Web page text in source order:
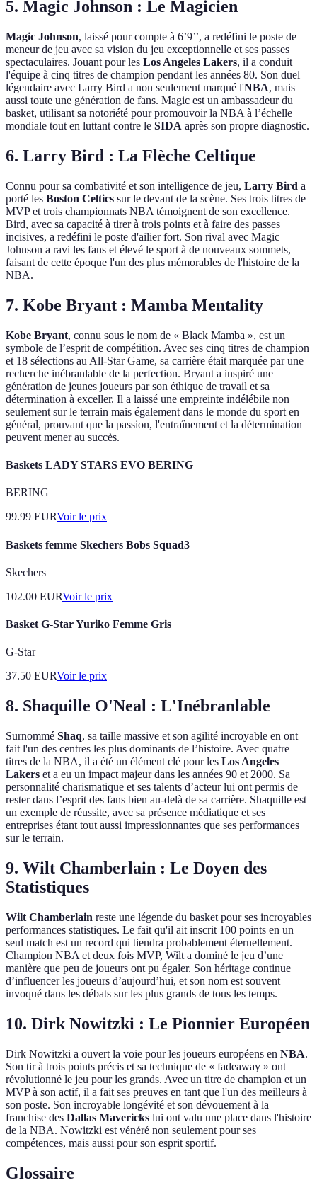
5. Magic Johnson : Le Magicien
Magic Johnson, laissé pour compte à 6’9’’, a redéfini le poste de
meneur de jeu avec sa vision du jeu exceptionnelle et ses passes
spectaculaires. Jouant pour les Los Angeles Lakers, il a conduit
l'équipe à cinq titres de champion pendant les années 80. Son duel
légendaire avec Larry Bird a non seulement marqué l'NBA, mais
aussi toute une génération de fans. Magic est un ambassadeur du
basket, utilisant sa notoriété pour promouvoir la NBA à l’échelle
mondiale tout en luttant contre le SIDA après son propre diagnostic.
6. Larry Bird : La Flèche Celtique
Connu pour sa combativité et son intelligence de jeu, Larry Bird a
porté les Boston Celtics sur le devant de la scène. Ses trois titres de
MVP et trois championnats NBA témoignent de son excellence.
Bird, avec sa capacité à tirer à trois points et à faire des passes
incisives, a redéfini le poste d'ailier fort. Son rival avec Magic
Johnson a ravi les fans et élevé le sport à de nouveaux sommets,
faisant de cette époque l'un des plus mémorables de l'histoire de la
NBA.
7. Kobe Bryant : Mamba Mentality
Kobe Bryant, connu sous le nom de « Black Mamba », est un
symbole de l’esprit de compétition. Avec ses cinq titres de champion
et 18 sélections au All-Star Game, sa carrière était marquée par une
recherche inébranlable de la perfection. Bryant a inspiré une
génération de jeunes joueurs par son éthique de travail et sa
détermination à exceller. Il a laissé une empreinte indélébile non
seulement sur le terrain mais également dans le monde du sport en
général, prouvant que la passion, l'entraînement et la détermination
peuvent mener au succès.
Baskets LADY STARS EVO BERING
BERING
99.99 EURVoir le prix
Baskets femme Skechers Bobs Squad3
Skechers
102.00 EURVoir le prix
Basket G-Star Yuriko Femme Gris
G-Star
37.50 EURVoir le prix
8. Shaquille O'Neal : L'Inébranlable
Surnommé Shaq, sa taille massive et son agilité incroyable en ont
fait l'un des centres les plus dominants de l’histoire. Avec quatre
titres de la NBA, il a été un élément clé pour les Los Angeles
Lakers et a eu un impact majeur dans les années 90 et 2000. Sa
personnalité charismatique et ses talents d’acteur lui ont permis de
rester dans l’esprit des fans bien au-delà de sa carrière. Shaquille est
un exemple de réussite, avec sa présence médiatique et ses
entreprises étant tout aussi impressionnantes que ses performances
sur le terrain.
9. Wilt Chamberlain : Le Doyen des
Statistiques
Wilt Chamberlain reste une légende du basket pour ses incroyables
performances statistiques. Le fait qu'il ait inscrit 100 points en un
seul match est un record qui tiendra probablement éternellement.
Champion NBA et deux fois MVP, Wilt a dominé le jeu d’une
manière que peu de joueurs ont pu égaler. Son héritage continue
d’influencer les joueurs d’aujourd’hui, et son nom est souvent
invoqué dans les débats sur les plus grands de tous les temps.
10. Dirk Nowitzki : Le Pionnier Européen
Dirk Nowitzki a ouvert la voie pour les joueurs européens en NBA.
Son tir à trois points précis et sa technique de « fadeaway » ont
révolutionné le jeu pour les grands. Avec un titre de champion et un
MVP à son actif, il a fait ses preuves en tant que l'un des meilleurs à
son poste. Son incroyable longévité et son dévouement à la
franchise des Dallas Mavericks lui ont valu une place dans l'histoire
de la NBA. Nowitzki est vénéré non seulement pour ses
compétences, mais aussi pour son esprit sportif.
Glossaire